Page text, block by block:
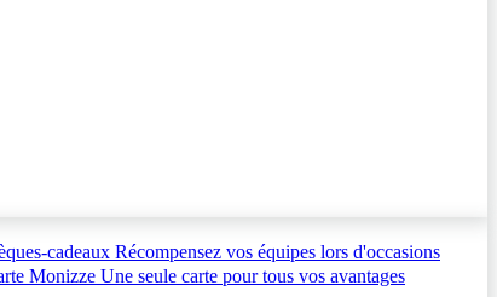
cadeaux Récompensez vos équipes lors d'occasions
Monizze Une seule carte pour tous vos avantages